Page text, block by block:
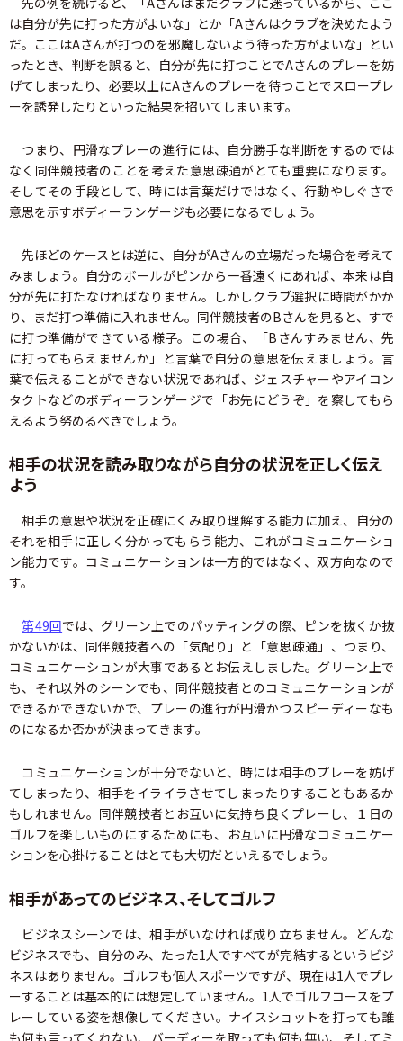
は自分が先に打った方がよいな」とか「Aさんはクラブを決めたよう
だ。ここはAさんが打つのを邪魔しないよう待った方がよいな」とい
ったとき、判断を誤ると、自分が先に打つことでAさんのプレーを妨
げてしまったり、必要以上にAさんのプレーを待つことでスロープレ
ーを誘発したりといった結果を招いてしまいます。
つまり、円滑なプレーの進行には、自分勝手な判断をするのでは
なく同伴競技者のことを考えた意思疎通がとても重要になります。
そしてその手段として、時には言葉だけではなく、行動やしぐさで
意思を示すボディーランゲージも必要になるでしょう。
先ほどのケースとは逆に、自分がAさんの立場だった場合を考えて
みましょう。自分のボールがピンから一番遠くにあれば、本来は自
分が先に打たなければなりません。しかしクラブ選択に時間がかか
り、まだ打つ準備に入れません。同伴競技者のBさんを見ると、すで
に打つ準備ができている様子。この場合、「Bさんすみません、先
に打ってもらえませんか」と言葉で自分の意思を伝えましょう。言
葉で伝えることができない状況であれば、ジェスチャーやアイコン
タクトなどのボディーランゲージで「お先にどうぞ」を察してもら
えるよう努めるべきでしょう。
相手の状況を読み取りながら自分の状況を正しく伝え
よう
相手の意思や状況を正確にくみ取り理解する能力に加え、自分の
それを相手に正しく分かってもらう能力、これがコミュニケーショ
ン能力です。コミュニケーションは一方的ではなく、双方向なので
す。
第49回では、グリーン上でのパッティングの際、ピンを抜くか抜
かないかは、同伴競技者への「気配り」と「意思疎通」、つまり、
コミュニケーションが大事であるとお伝えしました。グリーン上で
も、それ以外のシーンでも、同伴競技者とのコミュニケーションが
できるかできないかで、プレーの進行が円滑かつスピーディーなも
のになるか否かが決まってきます。
コミュニケーションが十分でないと、時には相手のプレーを妨げ
てしまったり、相手をイライラさせてしまったりすることもあるか
もしれません。同伴競技者とお互いに気持ち良くプレーし、１日の
ゴルフを楽しいものにするためにも、お互いに円滑なコミュニケー
ションを心掛けることはとても大切だといえるでしょう。
相手があってのビジネス、そしてゴルフ
ビジネスシーンでは、相手がいなければ成り立ちません。どんな
ビジネスでも、自分のみ、たった1人ですべてが完結するというビジ
ネスはありません。ゴルフも個人スポーツですが、現在は1人でプレ
ーすることは基本的には想定していません。1人でゴルフコースをプ
レーしている姿を想像してください。ナイスショットを打っても誰